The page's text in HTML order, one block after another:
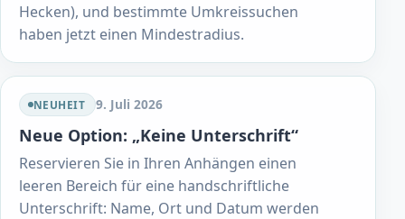
Hecken), und bestimmte Umkreissuchen
haben jetzt einen Mindestradius.
NEUHEIT 9. Juli 2026
Neue Option: „Keine Unterschrift“
Reservieren Sie in Ihren Anhängen einen
leeren Bereich für eine handschriftliche
Unterschrift: Name, Ort und Datum werden